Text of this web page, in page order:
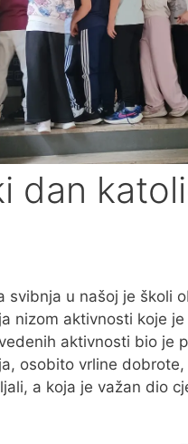
dan
svibnja u našoj je školi
nizom aktivnosti koje
aktivnosti bio je
osobito vrline
a koja je važan dio